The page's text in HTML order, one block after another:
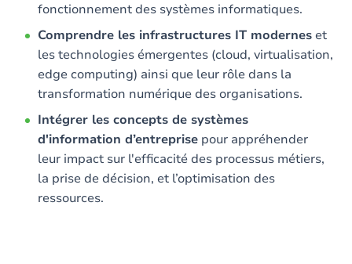
fonctionnement des systèmes informatiques.
Comprendre les infrastructures IT modernes et
les technologies émergentes (cloud, virtualisation,
edge computing) ainsi que leur rôle dans la
transformation numérique des organisations.
Intégrer les concepts de systèmes
d'information d’entreprise pour appréhender
leur impact sur l'efficacité des processus métiers,
la prise de décision, et l’optimisation des
ressources.